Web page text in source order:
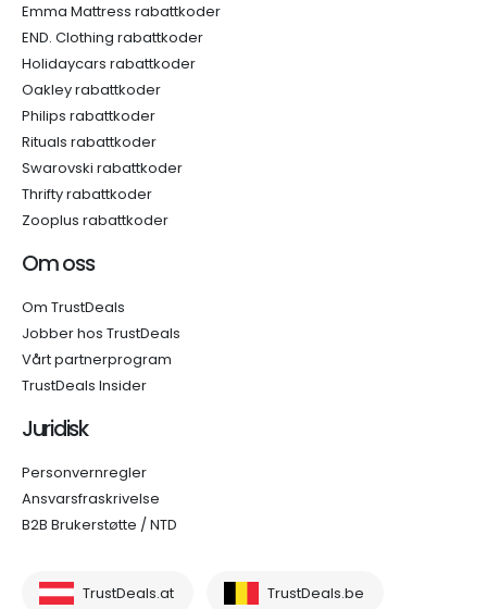
Emma Mattress rabattkoder
END. Clothing rabattkoder
Holidaycars rabattkoder
Oakley rabattkoder
Philips rabattkoder
Rituals rabattkoder
Swarovski rabattkoder
Thrifty rabattkoder
Zooplus rabattkoder
Om oss
Om TrustDeals
Jobber hos TrustDeals
Vårt partnerprogram
TrustDeals Insider
Juridisk
Personvernregler
Ansvarsfraskrivelse
B2B Brukerstøtte / NTD
TrustDeals.at TrustDeals.be